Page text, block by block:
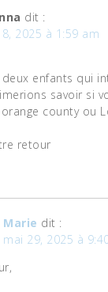
dit :
2025 à 1:59 am
enfants qui
savoir si
county ou
retour
Marie dit :
mai 29, 2025 à